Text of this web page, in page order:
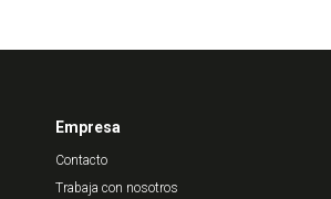
Empresa
Contacto
Trabaja con nosotros